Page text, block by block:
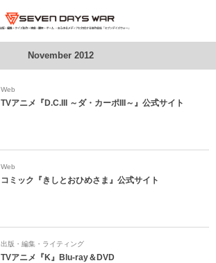
November 2012
Web
TVアニメ『D.C.III ～ダ・カーポIII～』公式サイト
Web
コミック『きしとおひめさま』公式サイト
出版・編集・ライティング
TVアニメ『K』Blu-ray＆DVD